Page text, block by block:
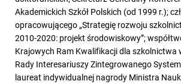
Akademickich Szkół Polskich (od 1999 r.);
opracowującego „Strategię rozwoju
2010-2020: projekt środowiskowy”;
Krajowych Ram Kwalifikacji dla szkolnictwa
Rady Interesariuszy Zintegrowanego
laureat indywidualnej nagrody Ministra